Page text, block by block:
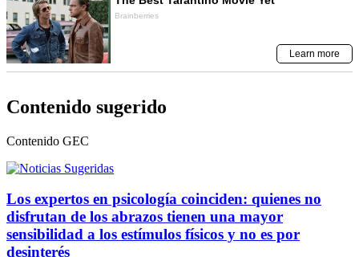
Contenido sugerido
Contenido GEC
Los expertos en psicología coinciden: quienes no
disfrutan de los abrazos tienen una mayor
sensibilidad a los estímulos físicos y no es por
desinterés